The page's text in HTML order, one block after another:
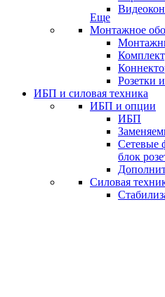
Еще
Монтажное
Розетки
ИБП и силовая техника
ИБП и опции
ИБП
Сетевые
блок
Силовая